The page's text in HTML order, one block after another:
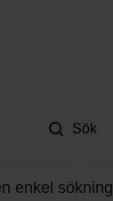
enkel sökning
Sök